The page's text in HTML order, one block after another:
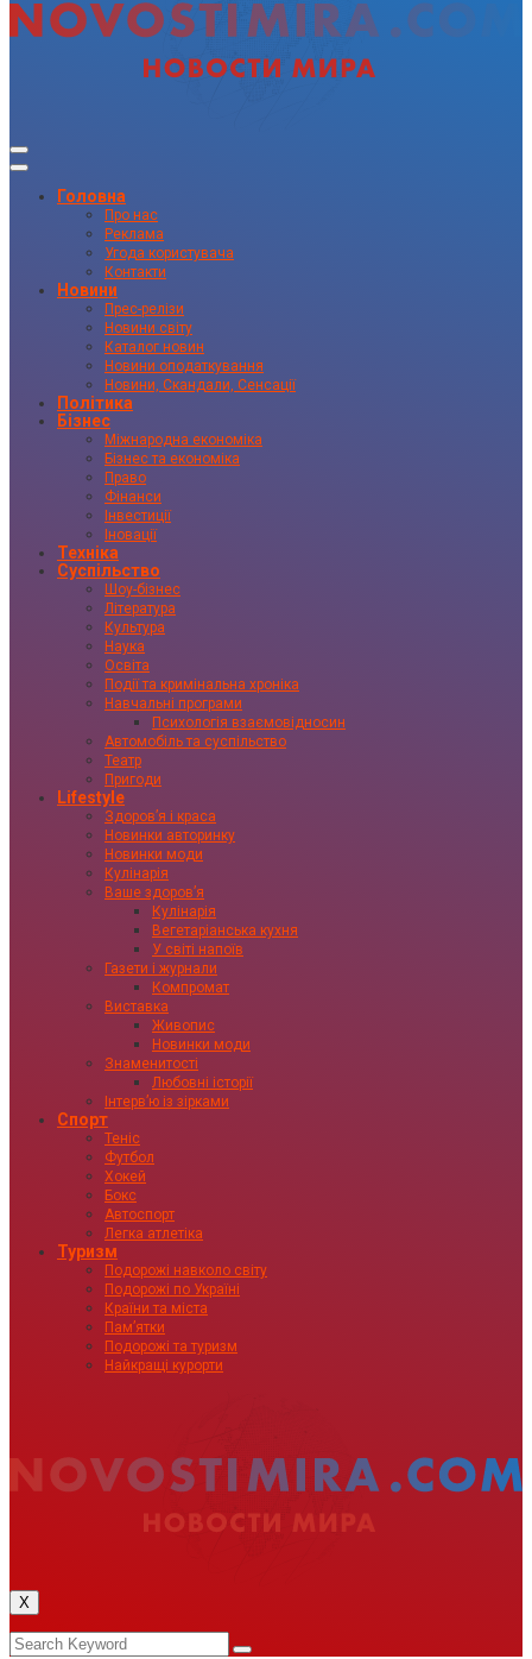
Головна
Про нас
Реклама
Угода користувача
Контакти
Новини
Прес-релізи
Новини світу
Каталог новин
Новини оподаткування
Новини, Скандали, Сенсації
Політика
Бізнес
Міжнародна економіка
Бізнес та економіка
Право
Фінанси
Інвестиції
Іновації
Техніка
Суспільство
Шоу-бізнес
Література
Культура
Наука
Освіта
Події та кримінальна хроніка
Навчальні програми
Психологія взаємовідносин
Автомобіль та суспільство
Театр
Пригоди
Lifestyle
Здоровʼя і краса
Новинки авторинку
Новинки моди
Кулінарія
Ваше здоровʼя
Кулінарія
Вегетаріанська кухня
У світі напоїв
Газети і журнали
Компромат
Виставка
Живопис
Новинки моди
Знаменитості
Любовні історії
Інтервʼю із зірками
Спорт
Теніс
Футбол
Хокей
Бокс
Автоспорт
Легка атлетіка
Туризм
Подорожі навколо світу
Подорожі по Україні
Країни та міста
Пам’ятки
Подорожі та туризм
Найкращі курорти
X